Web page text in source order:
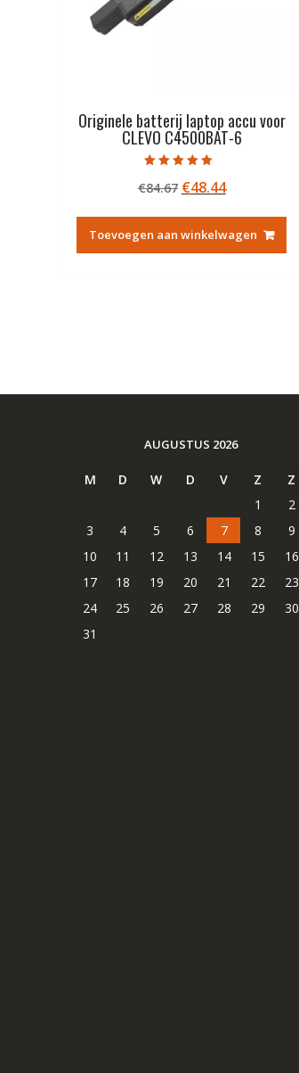
Originele batterij laptop accu voor
CLEVO C4500BAT-6
5.00
uit 5
€84.67 Oorspronkelijke
was:
€84.67.
€48.44Huidige
€48.44.
Toevoegen aan winkelwagen
AUGUSTUS 2026
M D W D V Z
Z
1
2
3
4 5 6 7 8
9
10
11 12 13 14 15
16
17
18 19 20 21 22
23
24
25 26 27 28 29
30
31